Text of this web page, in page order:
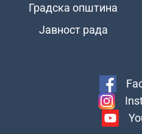
Градска општина
Јавност рада